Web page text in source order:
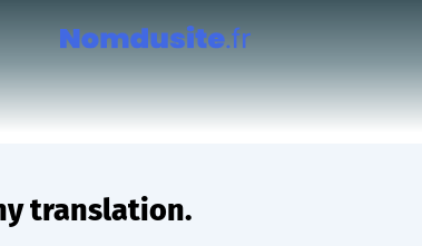
translation.